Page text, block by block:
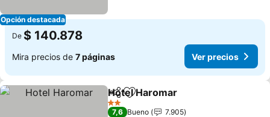
Opción destacada
De $ 140.878
Mira precios de 7 páginas Ver precios
CompartirAgregar a favoritos
Hotel Haromar
2 Estrellas
7,6 Bueno
7.905